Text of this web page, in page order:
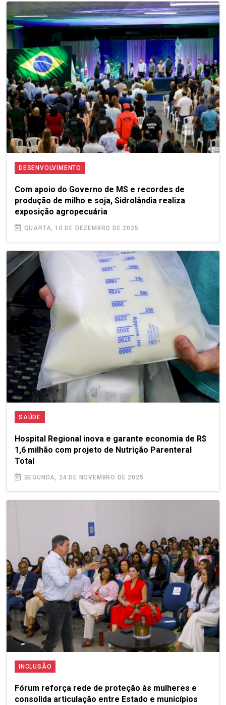
DESENVOLVIMENTO
Com apoio do Governo de MS e recordes de
produção de milho e soja, Sidrolândia realiza
exposição agropecuária
QUARTA, 10 DE DEZEMBRO DE 2025
SAÚDE
Hospital Regional inova e garante economia de R$
1,6 milhão com projeto de Nutrição Parenteral
Total
SEGUNDA, 24 DE NOVEMBRO DE 2025
INCLUSÃO
Fórum reforça rede de proteção às mulheres e
consolida articulação entre Estado e municípios